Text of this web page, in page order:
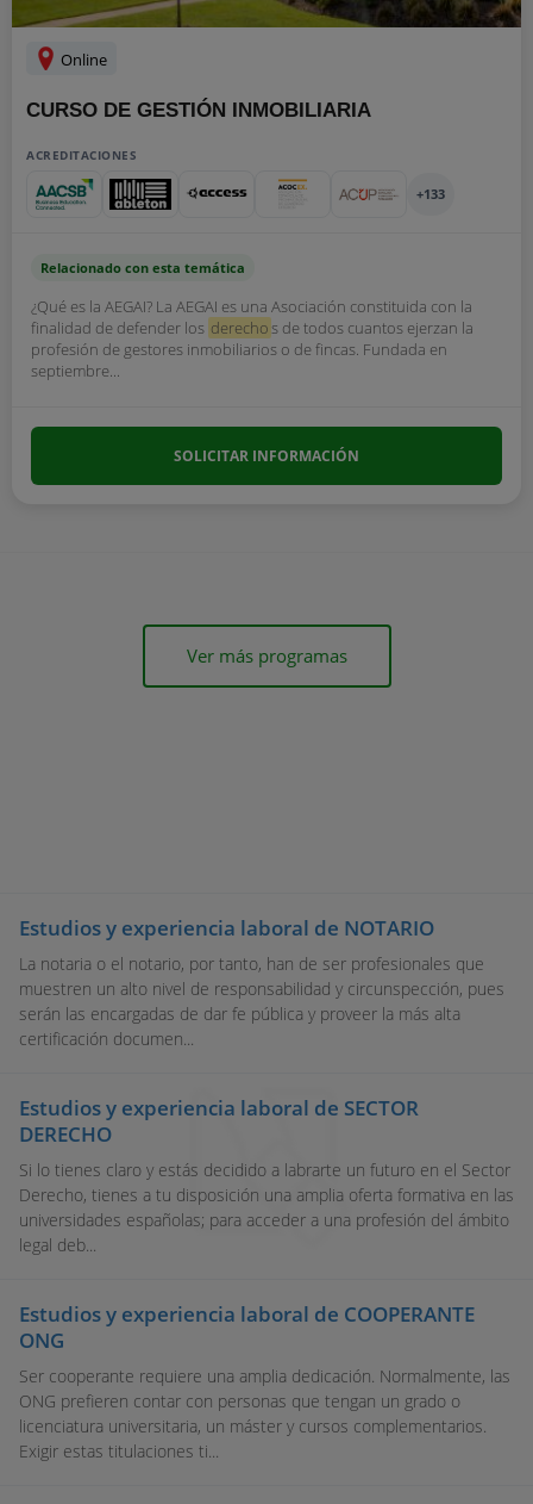
Online
CURSO DE GESTIÓN INMOBILIARIA
ACREDITACIONES
+133
Relacionado con esta temática
¿Qué es la AEGAI? La AEGAI es una Asociación constituida con la
finalidad de defender los derechos de todos cuantos ejerzan la
profesión de gestores inmobiliarios o de fincas. Fundada en
septiembre...
SOLICITAR INFORMACIÓN
Ver más programas
Estudios y experiencia laboral de NOTARIO
La notaria o el notario, por tanto, han de ser profesionales que
muestren un alto nivel de responsabilidad y circunspección, pues
serán las encargadas de dar fe pública y proveer la más alta
certificación documen...
Estudios y experiencia laboral de SECTOR
DERECHO
Si lo tienes claro y estás decidido a labrarte un futuro en el Sector
Derecho, tienes a tu disposición una amplia oferta formativa en las
universidades españolas; para acceder a una profesión del ámbito
legal deb...
Estudios y experiencia laboral de COOPERANTE
ONG
Ser cooperante requiere una amplia dedicación. Normalmente, las
ONG prefieren contar con personas que tengan un grado o
licenciatura universitaria, un máster y cursos complementarios.
Exigir estas titulaciones ti...